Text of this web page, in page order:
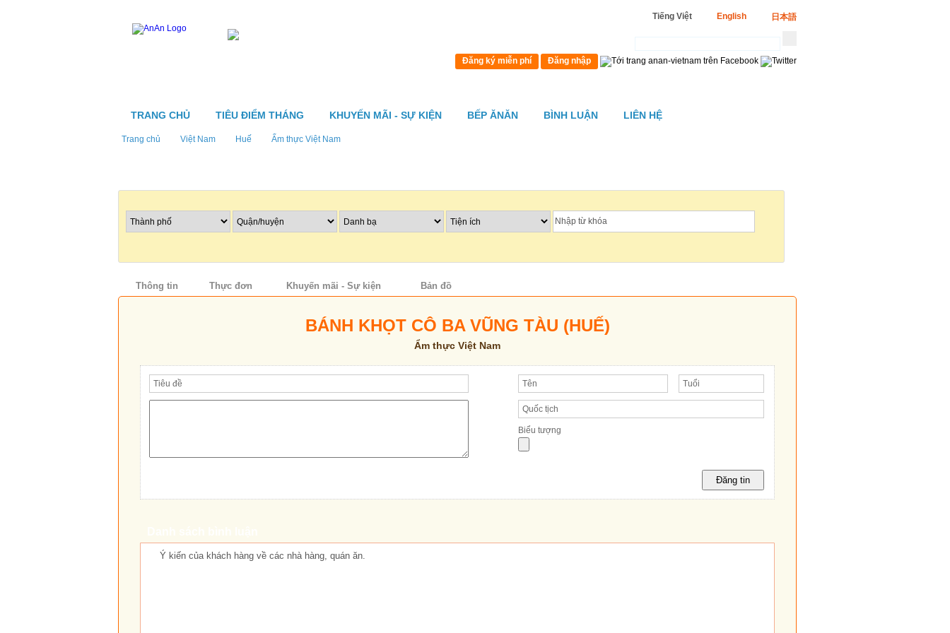
TRANG CHỦ TIÊU ĐIỂM THÁNG KHUYẾN MÃI - SỰ KIỆN BẾP ĂNĂN BÌNH LUẬN LIÊN HỆ
日本語
English
Tiếng Việt
Đăng ký miễn phí Đăng nhập
Trang chủ Việt Nam Huế Ẩm thực Việt Nam
Thông tin Thực đơn Khuyến mãi - Sự kiện Bản đồ
BÁNH KHỌT CÔ BA VŨNG TÀU (HUẾ)
Ẩm thực Việt Nam
Biểu tượng
Ý kiến ​​của khách hàng về các nhà hàng, quán ăn.